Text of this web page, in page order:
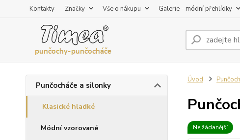
Kontakty Značky Vše o nákupu Galerie - módní přehlídky
Punčocháče a silonky
Klasické hladké
Módní vzorované
Úvod
Nejžádanější